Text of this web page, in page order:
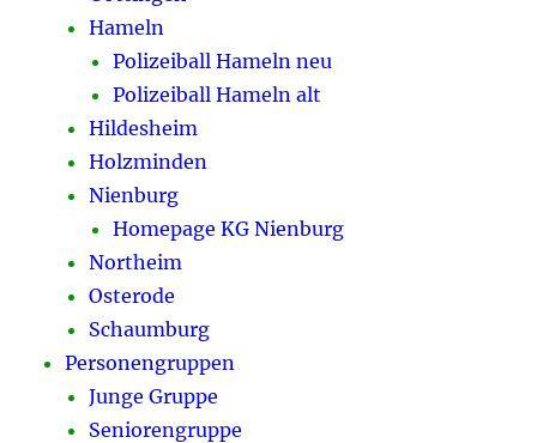
Hameln
Polizeiball Hameln neu
Polizeiball Hameln alt
Hildesheim
Holzminden
Nienburg
Homepage KG Nienburg
Northeim
Osterode
Schaumburg
Personengruppen
Junge Gruppe
Seniorengruppe